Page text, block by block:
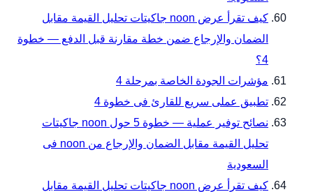
كيف تقرأ عرض noon جاكيتات تحليل القيمة مقابل
الضمان والإرجاع ضمن خطة مقارنة قبل الدفع — خطوة
4؟
مؤشرات الجودة الخاصة بمرحلة 4
تطبيق عملى سريع للقارئ فى خطوة 4
نصائح توفير عملية — خطوة 5 حول noon جاكيتات
تحليل القيمة مقابل الضمان والإرجاع من noon فى
السعودية
كيف تقرأ عرض noon جاكيتات تحليل القيمة مقابل